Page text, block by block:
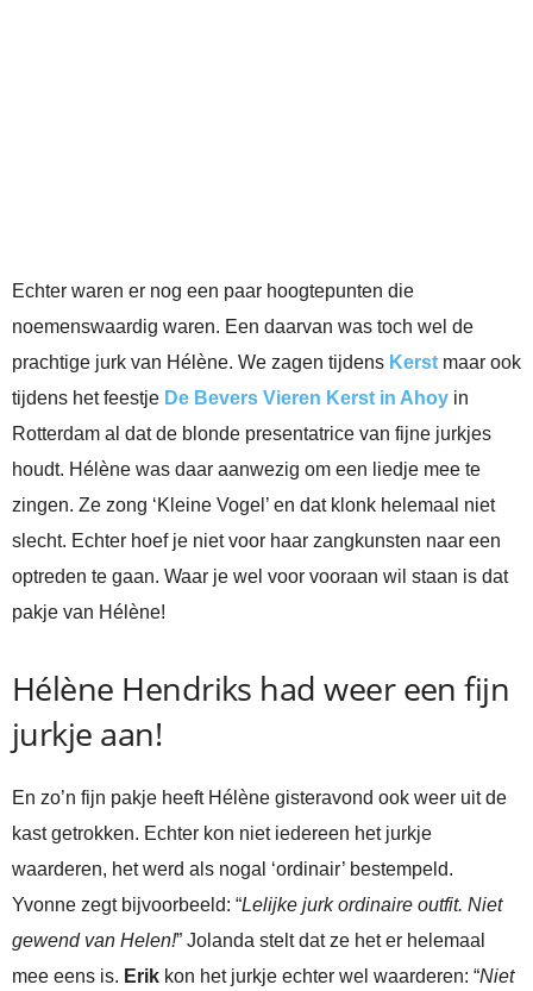
Echter waren er nog een paar hoogtepunten die
noemenswaardig waren. Een daarvan was toch wel de
prachtige jurk van Hélène. We zagen tijdens Kerst maar ook
tijdens het feestje De Bevers Vieren Kerst in Ahoy in
Rotterdam al dat de blonde presentatrice van fijne jurkjes
houdt. Hélène was daar aanwezig om een liedje mee te
zingen. Ze zong ‘Kleine Vogel’ en dat klonk helemaal niet
slecht. Echter hoef je niet voor haar zangkunsten naar een
optreden te gaan. Waar je wel voor vooraan wil staan is dat
pakje van Hélène!
Hélène Hendriks had weer een fijn
jurkje aan!
En zo’n fijn pakje heeft Hélène gisteravond ook weer uit de
kast getrokken. Echter kon niet iedereen het jurkje
waarderen, het werd als nogal ‘ordinair’ bestempeld.
Yvonne zegt bijvoorbeeld: “Lelijke jurk ordinaire outfit. Niet
gewend van Helen!” Jolanda stelt dat ze het er helemaal
mee eens is. Erik kon het jurkje echter wel waarderen: “Niet